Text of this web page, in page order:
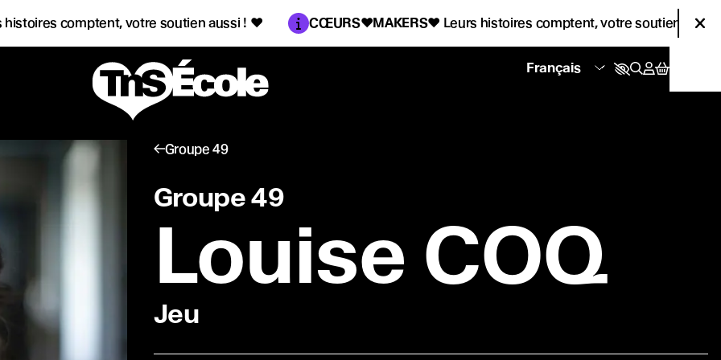
comptent, votre soutien aussi !♥ Information :
CŒURS♥MAKERS♥Leurs histoires comptent, votre soutien aussi !♥
Groupe 49
Groupe 49
Louise COQ
Jeu
publiques
élèves